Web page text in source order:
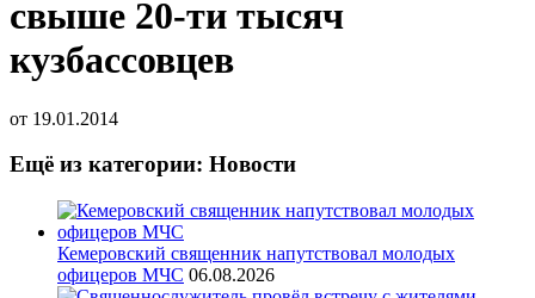
свыше 20-ти тысяч
кузбассовцев
от 19.01.2014
Ещё из категории: Новости
Кемеровский священник напутствовал молодых
офицеров МЧС 06.08.2026